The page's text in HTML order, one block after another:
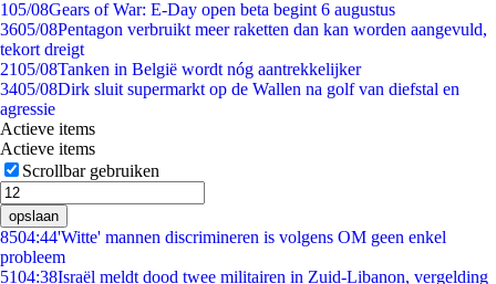
105/08Gears of War: E-Day open beta begint 6 augustus
3605/08Pentagon verbruikt meer raketten dan kan worden aangevuld,
tekort dreigt
2105/08Tanken in België wordt nóg aantrekkelijker
3405/08Dirk sluit supermarkt op de Wallen na golf van diefstal en
agressie
Actieve items
Actieve items
Scrollbar gebruiken
opslaan
8504:44'Witte' mannen discrimineren is volgens OM geen enkel
probleem
5104:38Israël meldt dood twee militairen in Zuid-Libanon, vergelding